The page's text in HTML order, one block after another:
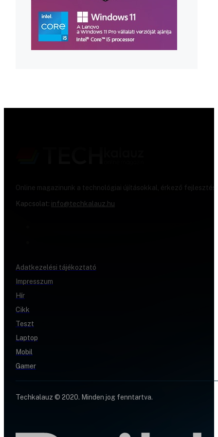
Online magazinunk a technológiai újításokkal, érkező
Kapcsolat: info@techkalauz.hu
Adatkezelési tájékoztató
Impresszum
Hír
Cikk
Teszt
Laptop
Mobil
Gamer
Techkalauz © 2020. Minden jog fenntartva.